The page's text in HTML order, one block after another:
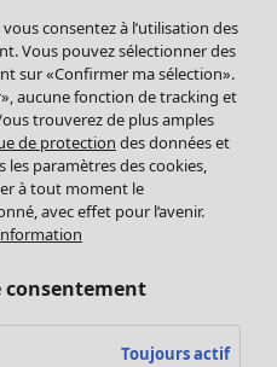
consentez à l’utilisation des
Vous pouvez sélectionner des
sur «Confirmer ma sélection».
aucune fonction de tracking et
trouverez de plus amples
de protection des données et
les paramètres des cookies,
à tout moment le
avec effet pour l’avenir.
consentement
Toujours actif